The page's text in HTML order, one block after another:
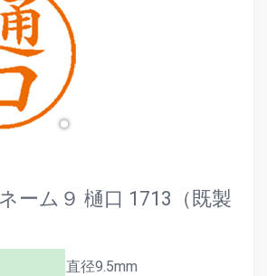
ーム９ 樋口 1713（既製
直径9.5mm